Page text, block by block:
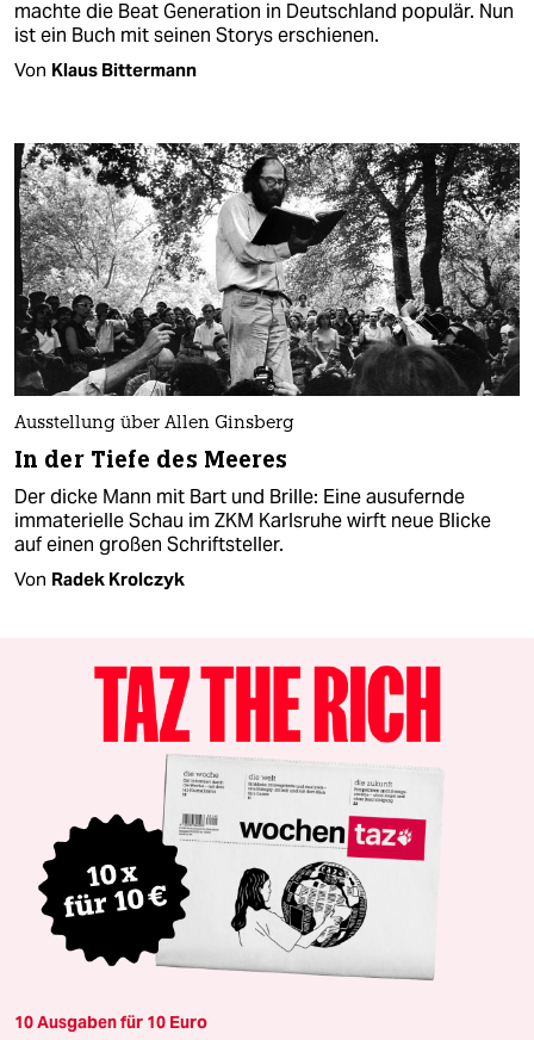
Beat-Literatur von Carl Weissner
Kamikaze Dream Machine
Carl Weissner, Autor, Übersetzer und Literaturagent,
machte die Beat Generation in Deutschland populär. Nun
ist ein Buch mit seinen Storys erschienen.
Von Klaus Bittermann
Ausstellung über Allen Ginsberg
In der Tiefe des Meeres
Der dicke Mann mit Bart und Brille: Eine ausufernde
immaterielle Schau im ZKM Karlsruhe wirft neue Blicke
auf einen großen Schriftsteller.
Radek Krolczyk